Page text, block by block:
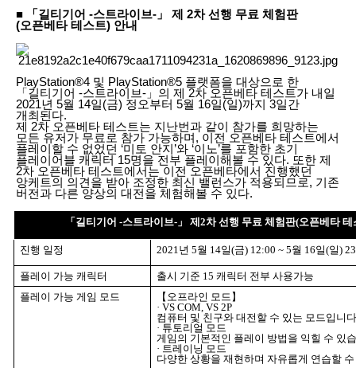
■ 「길티기어 -스트라이브-」 제 2차 선행 무료 체험판
(오픈베타 테스트) 안내
PlayStation®4 및 PlayStation®5 플랫폼을 대상으로 한
「길티기어 -스트라이브-」의 제 2차 오픈베타 테스트가 내일
2021년 5월 14일(금) 정오부터 5월 16일(일)까지 3일간
개최된다.
제 2차 오픈베타 테스트는 지난번과 같이 참가를 희망하는
모든 유저가 무료로 참가 가능하며, 이전 오픈베타 테스트에서
플레이할 수 없었던 ‘미토 안지’와 ‘이노’를 포함한 초기
플레이어블 캐릭터 15명을 전부 플레이해볼 수 있다. 또한 제
2차 오픈베타 테스트에서는 이전 오픈베타에서 진행했던
앙케트의 의견을 받아 조정한 최신 밸런스가 적용되므로, 기존
버전과 다른 양상의 대전을 체험해볼 수 있다.
「길티기어 -스트라이브- 」제2차선행 무료 체험판(오픈베타 테
진행 일정 2021 년 5월 14일(금)12:00 ~ 5월 16일(일)
플레이 가능 캐릭터 출시 기준 1 5 캐릭터 전부 사용가능
플레이 가능 게임 모드
【오프라인 모드】
· VS COM, VS 2P
컴퓨터 및 친구와 대전할 수 있는 모드입니다
· 튜토리얼 모드
게임의 기본적인 플레이 방법을 익힐 수 있
· 트레이닝 모드
다양한 상황을 재현하며 자유롭게 연습할